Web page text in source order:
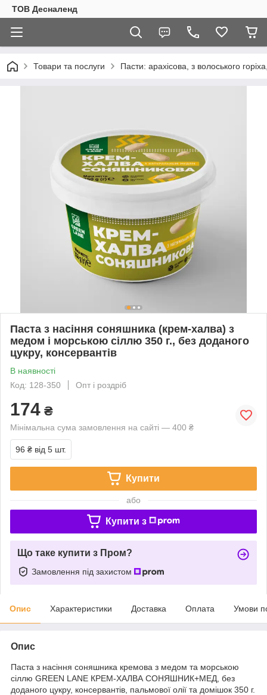
ТОВ Десналенд
Товари та послуги Пасти: арахісова, з волоського
Паста з насіння соняшника (крем-халва) з
медом і морською сіллю 350 г., без доданого
цукру, консервантів
В наявності
Код: 128-350
Опт і роздріб
174 ₴
Мінімальна сума замовлення на сайті — 400 ₴
96 ₴ від 5 шт.
Купити
або
Купити з
Що таке купити з Пром?
Замовлення під захистом
Опис Характеристики Доставка Оплата Умови
Опис
Паста з насіння соняшника кремова з медом та морською
сіллю GREEN LANE КРЕМ-ХАЛВА СОНЯШНИК+МЕД, без
доданого цукру, консервантів, пальмової олії та домішок 350 г.